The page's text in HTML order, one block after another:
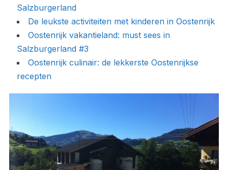
Salzburgerland
De leukste activiteiten met kinderen in Oostenrijk
Oostenrijk vakantieland: must sees in
Salzburgerland #3
Oostenrijk culinair: de lekkerste Oostenrijkse
recepten